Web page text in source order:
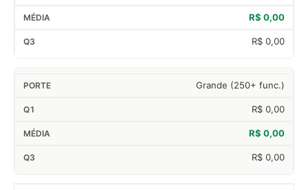
R$ 0,00
R$ 0,00
Grande (250+ func.)
R$ 0,00
R$ 0,00
R$ 0,00